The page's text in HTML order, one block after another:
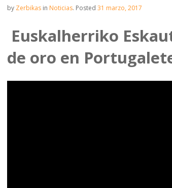
by Zerbikas in Noticias. Posted 31 marzo, 2017
Euskalherriko
de oro en